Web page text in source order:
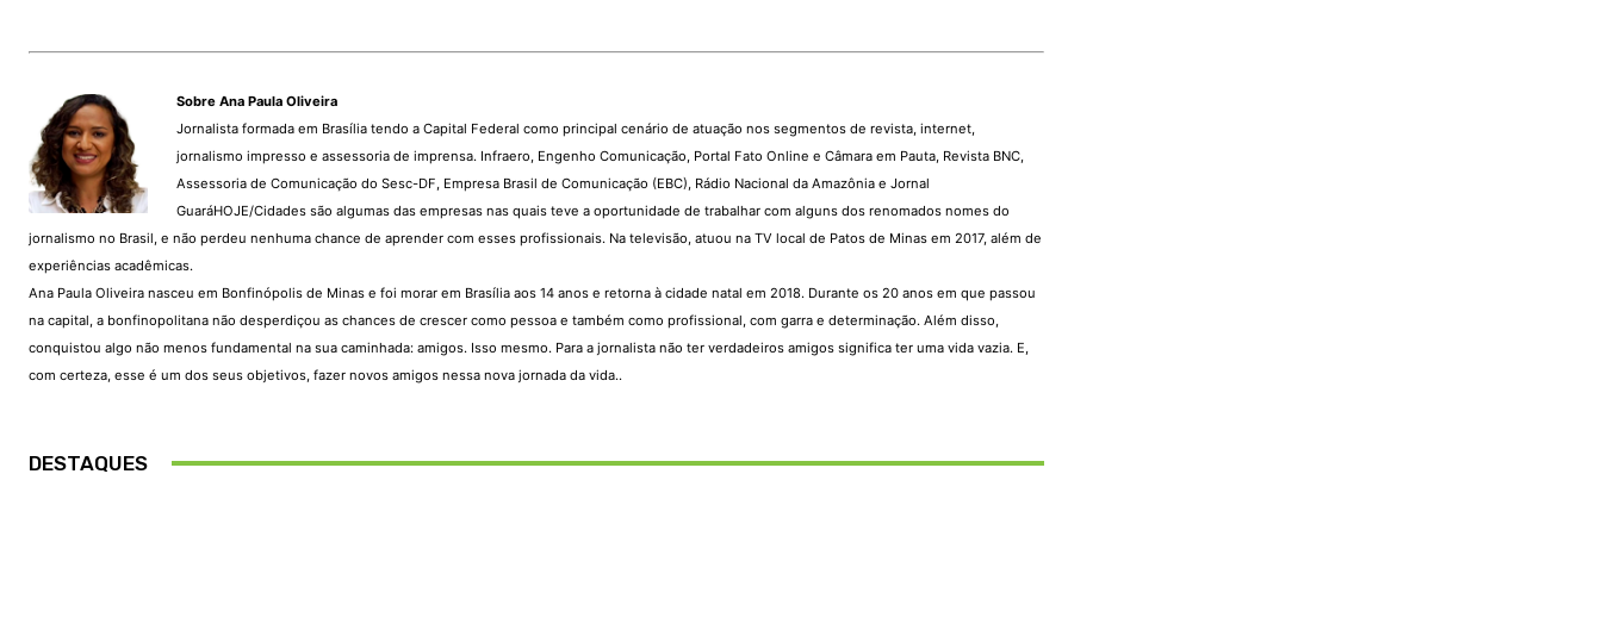
Sobre Ana Paula Oliveira
Jornalista formada em Brasília tendo a Capital Federal como principal cenário de atuação nos segmentos de revista, internet,
jornalismo impresso e assessoria de imprensa. Infraero, Engenho Comunicação, Portal Fato Online e Câmara em Pauta, Revista BNC,
Assessoria de Comunicação do Sesc-DF, Empresa Brasil de Comunicação (EBC), Rádio Nacional da Amazônia e Jornal
GuaráHOJE/Cidades são algumas das empresas nas quais teve a oportunidade de trabalhar com alguns dos renomados nomes do
jornalismo no Brasil, e não perdeu nenhuma chance de aprender com esses profissionais. Na televisão, atuou na TV local de Patos de Minas em 2017, além de
experiências acadêmicas.
Ana Paula Oliveira nasceu em Bonfinópolis de Minas e foi morar em Brasília aos 14 anos e retorna à cidade natal em 2018. Durante os 20 anos em que passou
na capital, a bonfinopolitana não desperdiçou as chances de crescer como pessoa e também como profissional, com garra e determinação. Além disso,
conquistou algo não menos fundamental na sua caminhada: amigos. Isso mesmo. Para a jornalista não ter verdadeiros amigos significa ter uma vida vazia. E,
com certeza, esse é um dos seus objetivos, fazer novos amigos nessa nova jornada da vida..
DESTAQUES